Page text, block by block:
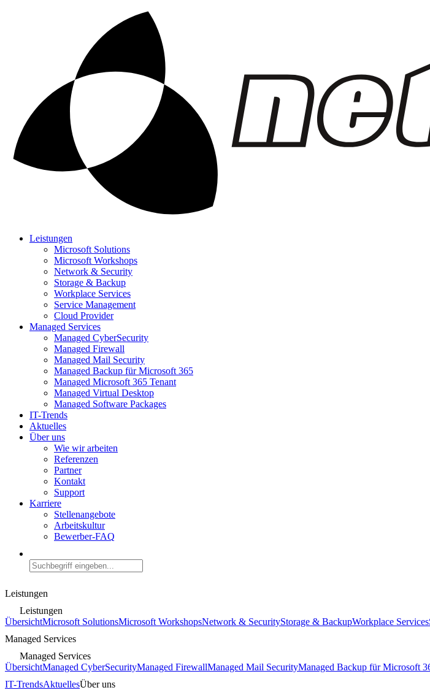
Leistungen
Microsoft Solutions
Microsoft Workshops
Network & Security
Storage & Backup
Workplace Services
Service Management
Cloud Provider
Managed Services
Managed CyberSecurity
Managed Firewall
Managed Mail Security
Managed Backup für Microsoft 365
Managed Microsoft 365 Tenant
Managed Virtual Desktop
Managed Software Packages
IT-Trends
Aktuelles
Über uns
Wie wir arbeiten
Referenzen
Partner
Kontakt
Support
Karriere
Stellenangebote
Arbeitskultur
Bewerber-FAQ
Leistungen
Leistungen
ÜbersichtMicrosoft SolutionsMicrosoft WorkshopsNetwork & SecurityStorage & BackupWorkplace Services
Managed Services
Managed Services
ÜbersichtManaged CyberSecurityManaged FirewallManaged Mail SecurityManaged Backup für Microsoft
IT-TrendsAktuellesÜber uns